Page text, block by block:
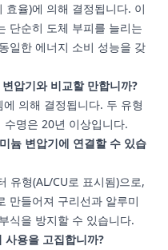
율)에 의해 결정됩니다. 이
단순히 도체 부피를 늘리는
일한 에너지 소비 성능을 갖
압기와 비교할 만합니까?
의해 결정됩니다. 두 유형
명은 20년 이상입니다.
늄 변압기에 연결할 수 있습
유형(AL/CU로 표시됨)으로,
만들어져 구리선과 알루미
식을 방지할 수 있습니다.
사용을 고집합니까?